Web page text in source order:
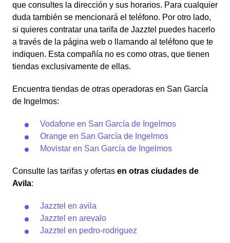
que consultes la dirección y sus horarios. Para cualquier
duda también se mencionará el teléfono. Por otro lado,
si quieres contratar una tarifa de Jazztel puedes hacerlo
a través de la página web o llamando al teléfono que te
indiquen. Esta compañía no es como otras, que tienen
tiendas exclusivamente de ellas.
Encuentra tiendas de otras operadoras en San García
de Ingelmos:
Vodafone en San García de Ingelmos
Orange en San García de Ingelmos
Movistar en San García de Ingelmos
Consulte las tarifas y ofertas en otras ciudades de
Avila:
Jazztel en avila
Jazztel en arevalo
Jazztel en pedro-rodriguez